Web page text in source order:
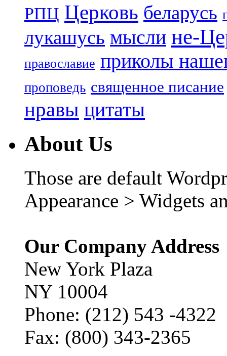
РПЦ Церковь беларусь
лукашусь мысли не-
православие приколы
проповедь священное писание
нравы цитаты
About Us
Those are default
Appearance > Widgets
Our Company Address
New York Plaza
NY 10004
Phone: (212) 543 -4322
Fax: (800) 343-2365